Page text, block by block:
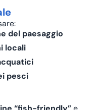
del paesaggio
locali
pesci